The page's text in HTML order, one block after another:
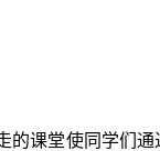
的课堂使同学们